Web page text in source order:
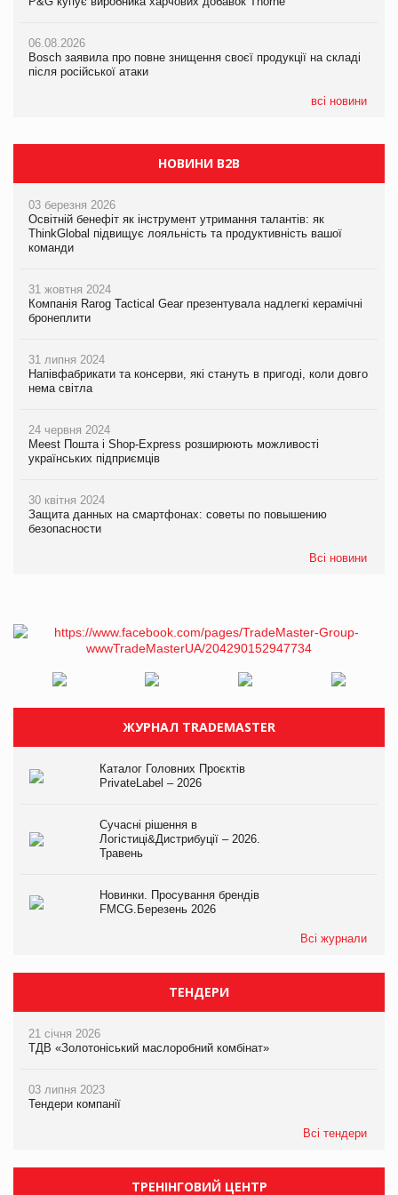
06.08.2026
Bosch заявила про повне знищення своєї продукції на складі
після російської атаки
всі новини
новинки від ТМ ТОКЕРИ
Сергій Лісунов про заморожені хлібобулочні вироби на
06.08.2026
Bosch заявила про повне знищення своєї продукції на складі
після російської атаки
НОВИНИ B2B
03 березня 2026
Освітній бенефіт як інструмент утримання талантів: як
ThinkGlobal підвищує лояльність та продуктивність вашої
команди
31 жовтня 2024
Компанія Rarog Tactical Gear презентувала надлегкі керамічні
бронеплити
31 липня 2024
Напівфабрикати та консерви, які стануть в пригоді, коли довго
нема світла
24 червня 2024
Meest Пошта і Shop-Express розширюють можливості
українських підприємців
30 квітня 2024
Защита данных на смартфонах: советы по повышению
безопасности
Всі новини
ЖУРНАЛ TRADEMASTER
Каталог Головних Проєктів
PrivateLabel – 2026
Сучасні рішення в
Логістиці&Дистрибуції – 2026.
Травень
Новинки. Просування брендів
FMCG.Березень 2026
Всі журнали
ТЕНДЕРИ
21 січня 2026
ТДВ «Золотоніський маслоробний комбінат»
03 липня 2023
Тендери компанії
Всі тендери
ТРЕНІНГОВИЙ ЦЕНТР